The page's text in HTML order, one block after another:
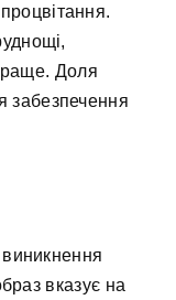
Доля
забезпечення
виникнення
вказує на